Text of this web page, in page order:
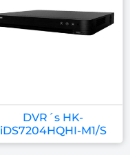
DVR´s HK-
iDS7204HQHI-M1/S